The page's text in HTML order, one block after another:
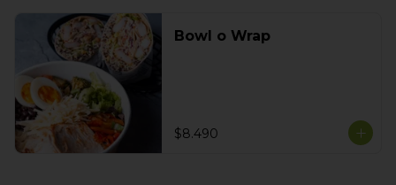
Bowl o Wrap
$8.490